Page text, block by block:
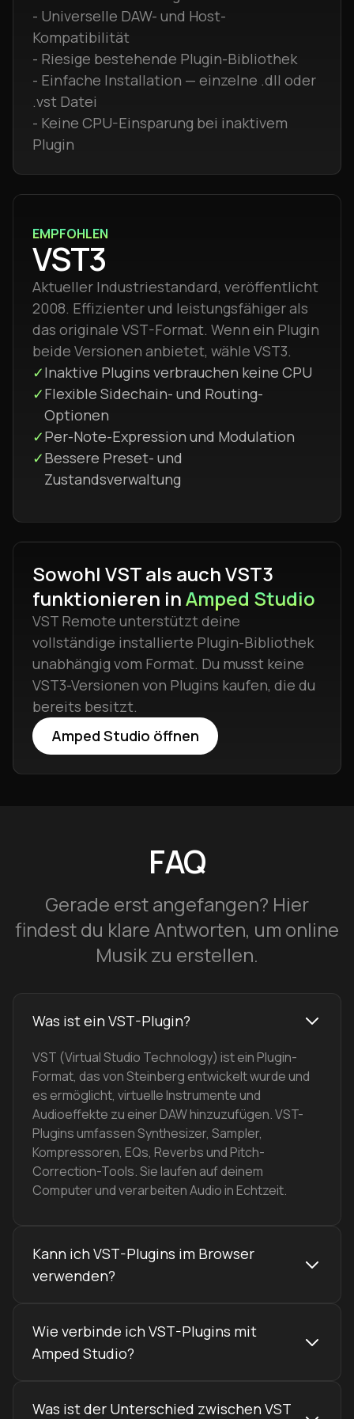
- Universelle DAW- und Host-
Kompatibilität
- Riesige bestehende Plugin-Bibliothek
- Einfache Installation — einzelne .dll oder
.vst Datei
- Keine CPU-Einsparung bei inaktivem
Plugin
EMPFOHLEN
VST3
Aktueller Industriestandard, veröffentlicht
2008. Effizienter und leistungsfähiger als
das originale VST-Format. Wenn ein Plugin
beide Versionen anbietet, wähle VST3.
✓Inaktive Plugins verbrauchen keine CPU
✓Flexible Sidechain- und Routing-
Optionen
✓Per-Note-Expression und Modulation
✓Bessere Preset- und
Zustandsverwaltung
Sowohl VST als auch VST3
funktionieren inAmped Studio
VST Remote unterstützt deine
vollständige installierte Plugin-Bibliothek
unabhängig vom Format. Du musst keine
VST3-Versionen von Plugins kaufen, die du
bereits besitzt.
Amped Studio öffnen
FAQ
Gerade erst angefangen? Hier
findest du klare Antworten, um online
Musik zu erstellen.
Was ist ein VST-Plugin?
VST (Virtual Studio Technology) ist ein Plugin-
Format, das von Steinberg entwickelt wurde und
es ermöglicht, virtuelle Instrumente und
Audioeffekte zu einer DAW hinzuzufügen. VST-
Plugins umfassen Synthesizer, Sampler,
Kompressoren, EQs, Reverbs und Pitch-
Correction-Tools. Sie laufen auf deinem
Computer und verarbeiten Audio in Echtzeit.
Kann ich VST-Plugins im Browser
verwenden?
Unterstützung für echte VST-Plugins im Browser.
Über VST Remote — eine schlanke Bridge-App —
deiner Browser-Session.
Wie verbinde ich VST-Plugins mit
Amped Studio?
Amped Studio hinzu, lade die Begleit-Host-App für
Was ist der Unterschied zwischen VST